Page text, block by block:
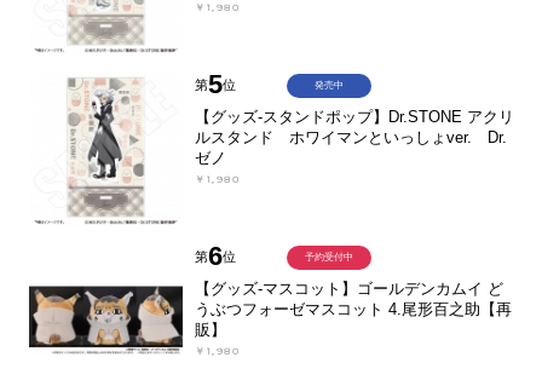
￥1,980
第5位
【グッズ-スタンドポップ】Dr.STONE アクリ
ルスタンド ホワイマンといっしょver. Dr.
ゼノ
￥1,980
発売中
第6位
【グッズ-マスコット】ゴールデンカムイ ど
うぶつフォーゼマスコット 4.尾形百之助【再
販】
￥1,980
予約受付中